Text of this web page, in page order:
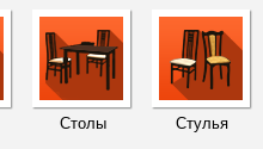
Столы Стулья